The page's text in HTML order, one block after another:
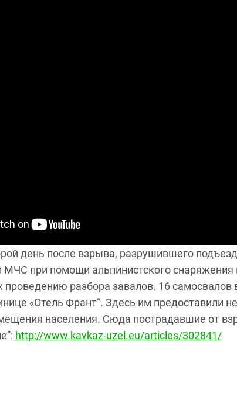
день после взрыва, разрушившего
МЧС при помощи альпинистского
проведению разбора завалов. 16
«Отель Франт“. Здесь им предоставили
населения. Сюда пострадавшие от
http://www.kavkaz-uzel.eu/articles/302841/